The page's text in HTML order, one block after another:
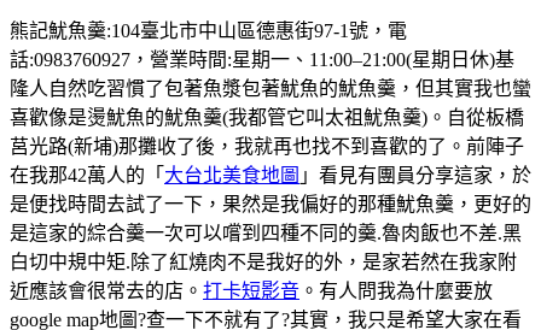
熊記魷魚羹:104臺北市中山區德惠街97-1號，電
話:0983760927，營業時間:星期一、11:00–21:00(星期日休)基
隆人自然吃習慣了包著魚漿包著魷魚的魷魚羹，但其實我也蠻
喜歡像是燙魷魚的魷魚羹(我都管它叫太祖魷魚羹)。自從板橋
莒光路(新埔)那攤收了後，我就再也找不到喜歡的了。前陣子
在我那42萬人的「 大台北美食地圖 」看見有團員分享這家，於
是便找時間去試了一下，果然是我偏好的那種魷魚羹，更好的
是這家的綜合羹一次可以嚐到四種不同的羹.魯肉飯也不差.黑
白切中規中矩.除了紅燒肉不是我好的外，是家若然在我家附
近應該會很常去的店。 打卡短影音 。有人問我為什麼要放
google map地圖?查一下不就有了?其實，我只是希望大家在看